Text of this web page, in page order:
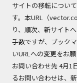
サイトの移転につい
す。本URL（
り、順次、新サイト
手数ですが、ブック
いURLへの変更をお願
お問い合わせ先 4月1
るお問い合わせは、